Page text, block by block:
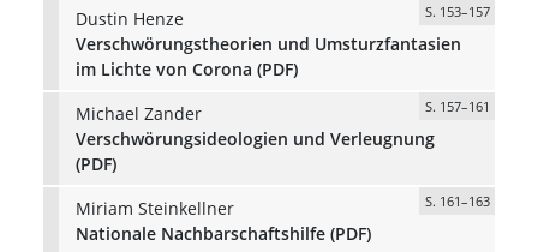
Dustin Henze
S. 153–157
Verschwörungstheorien und Umsturzfantasien
im Lichte von Corona (PDF)
Michael Zander
S. 157–161
Verschwörungsideologien und Verleugnung
(PDF)
Miriam Steinkellner
S. 161–163
Nationale Nachbarschaftshilfe (PDF)